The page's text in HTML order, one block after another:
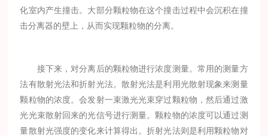
化室内产生撞击。大部分颗粒物在这个撞击过程中会沉积在撞
击分离器的壁上，从而实现颗粒物的分离。
接下来，对分离后的颗粒物进行浓度测量。常用的测量方
法有散射光法和折射光法。散射光法是利用光散射现象来测量
颗粒物的浓度。会发射一束激光光束穿过颗粒物，然后通过激
光光束散射回来的光信号进行测量。颗粒物的浓度可以通过测
量散射光强度的变化来计算得出。折射光法则是利用颗粒物对